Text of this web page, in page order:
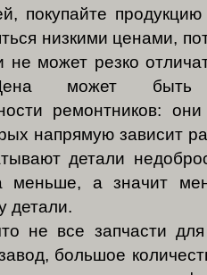
покупайте
низкими ценами,
не может резко
может быть
ремонтников:
напрямую зависит
детали
меньше, а значит
детали.
не все запчасти
большое